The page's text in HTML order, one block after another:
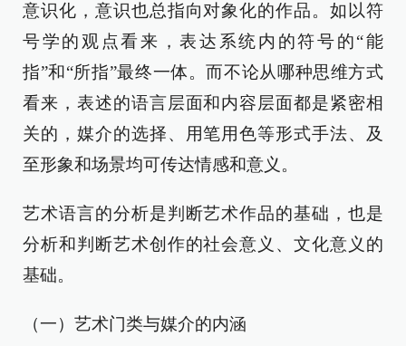
意识化，意识也总指向对象化的作品。如以符
号学的观点看来，表达系统内的符号的“能
指”和“所指”最终一体。而不论从哪种思维方式
看来，表述的语言层面和内容层面都是紧密相
关的，媒介的选择、用笔用色等形式手法、及
至形象和场景均可传达情感和意义。
艺术语言的分析是判断艺术作品的基础，也是
分析和判断艺术创作的社会意义、文化意义的
基础。
（一）艺术门类与媒介的内涵